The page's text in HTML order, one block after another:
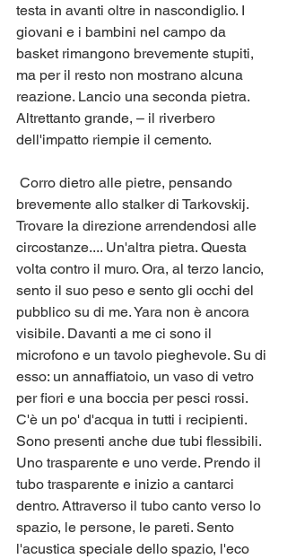
testa in avanti oltre in nascondiglio. I
giovani e i bambini nel campo da
basket rimangono brevemente stupiti,
ma per il resto non mostrano alcuna
reazione. Lancio una seconda pietra.
Altrettanto grande, – il riverbero
dell'impatto riempie il cemento.
brevemente allo stalker di Tarkovskij.
Trovare la direzione arrendendosi alle
circostanze.... Un'altra pietra. Questa
volta contro il muro. Ora, al terzo lancio,
sento il suo peso e sento gli occhi del
pubblico su di me. Yara non è ancora
visibile. Davanti a me ci sono il
microfono e un tavolo pieghevole. Su di
esso: un annaffiatoio, un vaso di vetro
per fiori e una boccia per pesci rossi.
C'è un po' d'acqua in tutti i recipienti.
Sono presenti anche due tubi flessibili.
Uno trasparente e uno verde. Prendo il
tubo trasparente e inizio a cantarci
dentro. Attraverso il tubo canto verso lo
spazio, le persone, le pareti. Sento
l'acustica speciale dello spazio, l'eco